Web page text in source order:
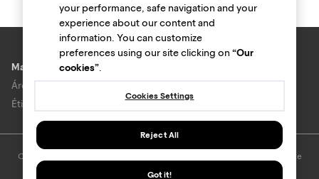
Marcas e lojas
Área do anunciante
Ética e Integridade
O uso deste site está sujeito aos termos e condições do
e
your performance, safe navigation and your
experience about our content and
information. You can customize
preferences using our site clicking on“Our
cookies”.
Cookies Settings
Reject All
Got it!